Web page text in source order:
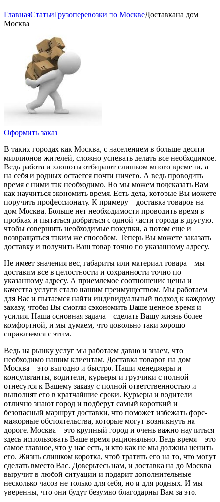
ГлавнаяCтатьиГрузоперевозки по МосквеДоставкана дом
Москва
Оформить заказ
В таких городах как Москва, с населением в больше десяти
миллионов жителей, сложно успевать делать все необходимое.
Ведь работа и хлопоты отбирают слишком много времени, а
на себя и родных остается почти ничего. А ведь проводить
время с ними так необходимо. Но мы можем подсказать Вам
как научиться экономить время. Есть дела, которые Вы можете
поручить профессионалу. К примеру – доставка товаров на
дом Москва. Больше нет необходимости проводить время в
пробках и пытаться добраться с одной части города в другую,
чтобы совершить необходимые покупки, а потом еще и
возвращаться таким же способом. Теперь Вы можете заказать
доставку и получить Ваш товар точно по указанному адресу.
Не имеет значения вес, габариты или материал товара – мы
доставим все в целостности и сохранности точно по
указанному адресу. А приемлемое соотношение цены и
качества услуги стало нашим преимуществом. Мы работаем
для Вас и пытаемся найти индивидуальный подход к каждому
заказу, чтобы Вы смогли сэкономить Ваше ценное время и
усилия. Наша основная задача – сделать Вашу жизнь более
комфортной, и мы думаем, что довольно таки хорошо
справляемся с этим.
Ведь на рынку услуг мы работаем давно и знаем, что
необходимо нашим клиентам. Доставка товаров на дом
Москва – это выгодно и быстро. Наши менеджеры и
консультанты, водители, курьеры и грузчики с полной
отнесутся к Вашему заказу с полной ответственностью и
выполнят его в кратчайшие сроки. Курьеры и водители
отлично знают город и подберут самый короткий и
безопасный маршрут доставки, что поможет избежать форс-
мажорные обстоятельства, которые могут возникнуть на
дороге. Москва – это крупный город и очень важно научиться
здесь использовать Ваше время рационально. Ведь время – это
самое главное, что у нас есть, и кто как не мы должны ценить
его. Жизнь слишком коротка, чтоб тратить его на то, что могут
сделать вместо Вас. Доверьтесь нам, и доставка на до Москва
выручит в любой ситуации и подарит дополнительные
несколько часов не только для себя, но и для родных. И мы
уверенны, что они будут безумно благодарны Вам за это.